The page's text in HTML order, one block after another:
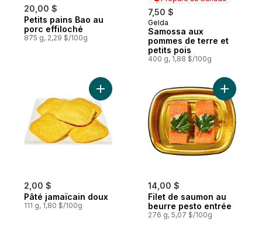
20,00 $
Petits pains Bao au
porc effiloché
875 g, 2,29 $/100g
7,50 $
Préparé au Canada
Gelda
Samossa aux
pommes de terre et
petits pois
400 g, 1,88 $/100g
2,00 $
Pâté jamaïcain doux
111 g, 1,80 $/100g
Ajouter Pâté jamaïcain doux au panier
14,00 $
Filet de saumon au
beurre pesto entrée
276 g, 5,07 $/100g
Ajouter